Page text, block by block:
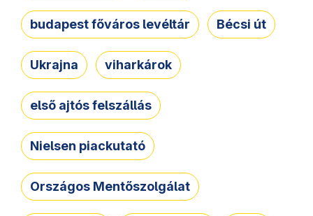
budapest főváros levéltár Bécsi út
Ukrajna viharkárok
első ajtós felszállás
Nielsen piackutató
Országos Mentőszolgálat